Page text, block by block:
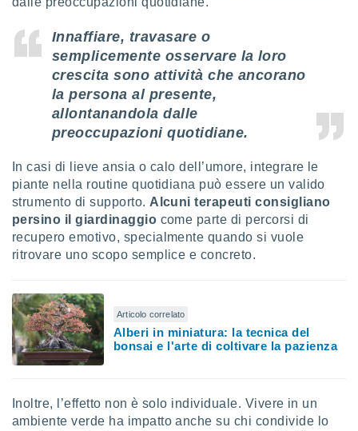
nostri
Innaffiare, travasare o
semplicemente osservare la loro
crescita sono attività che ancorano
la persona al presente,
allontanandola dalle
preoccupazioni quotidiane.
In casi di lieve ansia o calo dell’umore, integrare le
piante nella routine quotidiana può essere un valido
strumento di supporto. Alcuni terapeuti consigliano
persino il giardinaggio come parte di percorsi di
recupero emotivo, specialmente quando si vuole
ritrovare uno scopo semplice e concreto.
Articolo correlato
Alberi in miniatura: la tecnica del
bonsai e l'arte di coltivare la pazienza
Inoltre, l’effetto non è solo individuale. Vivere in un
ambiente verde ha impatto anche su chi condivide lo